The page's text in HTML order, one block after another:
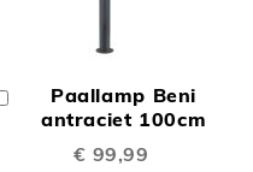
Paallamp Beni
antraciet 100cm
€ 99,99
Winkelwagen